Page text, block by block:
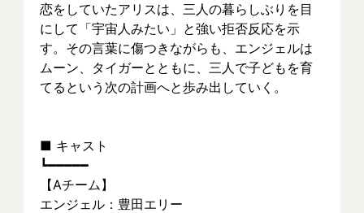
恋をしていたアリスは、三人の暮らしぶりを目
にして「宇宙人みたい」と強い拒否反応を示
す。その言葉に傷つきながらも、エンジェルは
ムーン、タイガーとともに、三人で子どもを育
てるという次の計画へと歩み出していく。
■ キャスト
┗━━━━━
【Aチーム】
エンジェル：豊田エリー